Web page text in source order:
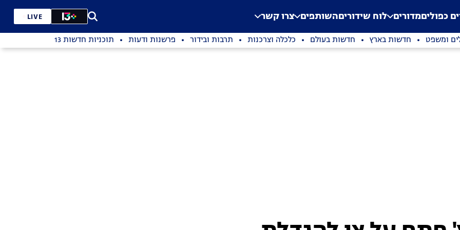
Application error: a
. כפוליםמדורים לוח שידוריםהשותפים צרו קשר LIVE
ומשפט חדשות בארץ חדשות בעולם כלכלה וצרכנות תרבות ובידור פרשנות ודעות תוכניות חדשות 13